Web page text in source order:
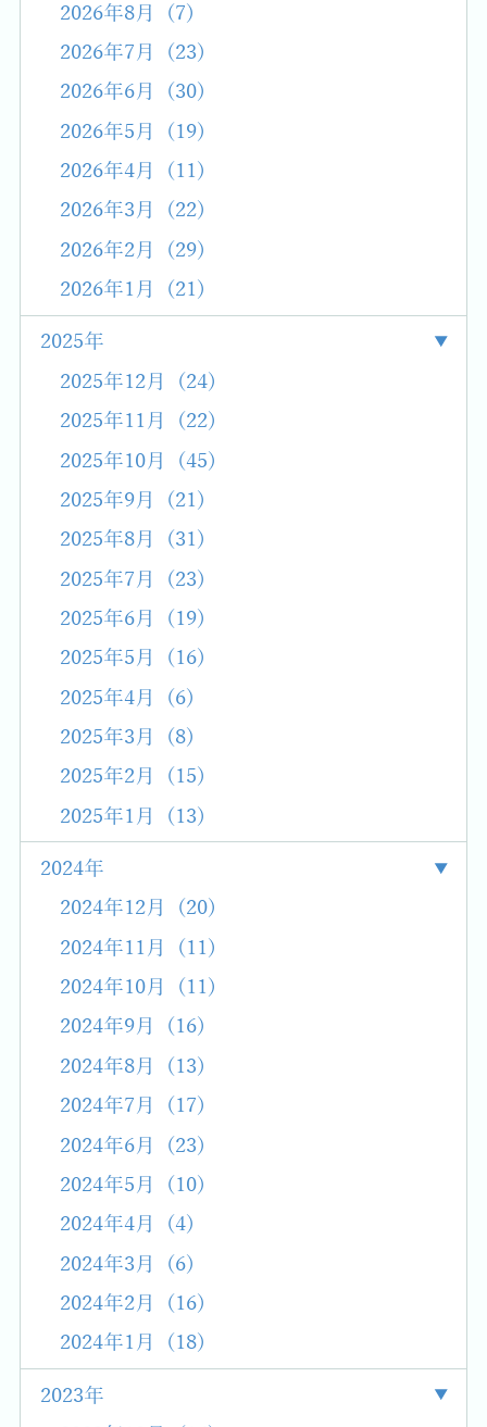
2026年8月 (7)
2026年7月 (23)
2026年6月 (30)
2026年5月 (19)
2026年4月 (11)
2026年3月 (22)
2026年2月 (29)
2026年1月 (21)
2025年
2025年12月 (24)
2025年11月 (22)
2025年10月 (45)
2025年9月 (21)
2025年8月 (31)
2025年7月 (23)
2025年6月 (19)
2025年5月 (16)
2025年4月 (6)
2025年3月 (8)
2025年2月 (15)
2025年1月 (13)
2024年
2024年12月 (20)
2024年11月 (11)
2024年10月 (11)
2024年9月 (16)
2024年8月 (13)
2024年7月 (17)
2024年6月 (23)
2024年5月 (10)
2024年4月 (4)
2024年3月 (6)
2024年2月 (16)
2024年1月 (18)
2023年